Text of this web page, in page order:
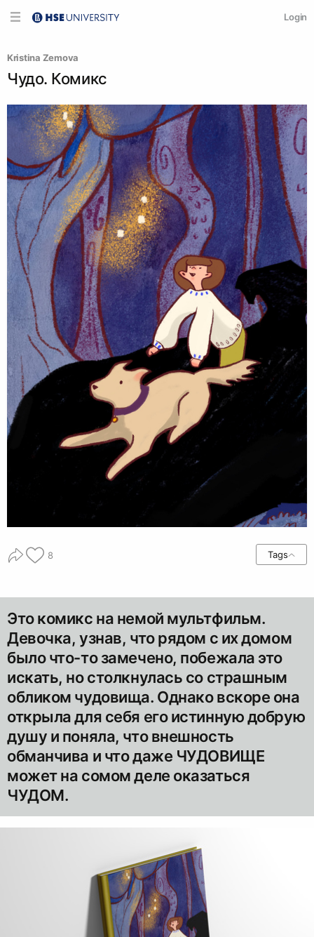
Login
Kristina Zemova
Чудо. Комикс
8 Tags
Это комикс на немой мультфильм.
Девочка, узнав, что рядом с их домом
было что-то замечено, побежала это
искать, но столкнулась со страшным
обликом чудовища. Однако вскоре она
открыла для себя его истинную добрую
душу и поняла, что внешность
обманчива и что даже ЧУДОВИЩЕ
может на сомом деле оказаться
ЧУДОМ.